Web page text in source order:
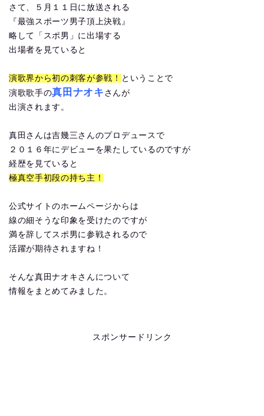
さて、５月１１日に放送される
『最強スポーツ男子頂上決戦』
略して「スポ男」に出場する
出場者を見ていると
演歌界から初の刺客が参戦！ ということで
演歌歌手の真田ナオキ さんが
出演されます。
真田さんは吉幾三さんのプロデュースで
２０１６年にデビューを果たしているのですが
経歴を見ていると
極真空手初段の持ち主！
公式サイトのホームページからは
線の細そうな印象を受けたのですが
満を辞してスポ男に参戦されるので
活躍が期待されますね！
そんな真田ナオキさんについて
情報をまとめてみました。
スポンサードリンク